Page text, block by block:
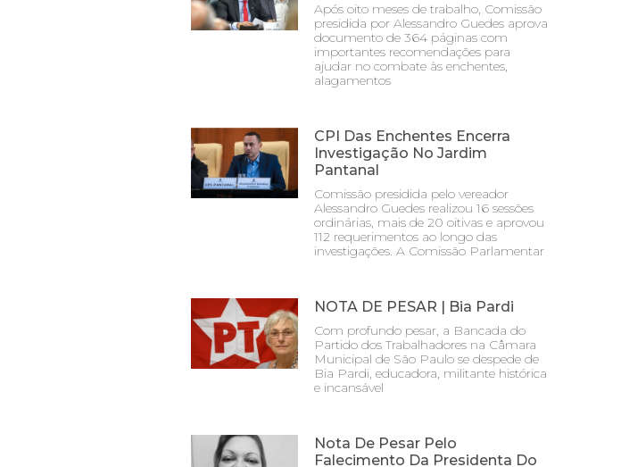
Após oito meses de trabalho, Comissão
presidida por Alessandro Guedes aprova
documento de 364 páginas com
importantes recomendações para
ajudar no combate às enchentes,
alagamentos
CPI Das Enchentes Encerra
Investigação No Jardim
Pantanal
Comissão presidida pelo vereador
Alessandro Guedes realizou 16 sessões
ordinárias, mais de 20 oitivas e aprovou
112 requerimentos ao longo das
investigações. A Comissão Parlamentar
NOTA DE PESAR | Bia Pardi
Com profundo pesar, a Bancada do
Partido dos Trabalhadores na Câmara
Municipal de São Paulo se despede de
Bia Pardi, educadora, militante histórica
e incansável
Nota De Pesar Pelo
Falecimento Da Presidenta Do